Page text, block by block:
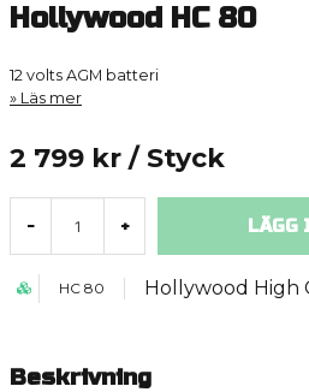
Hollywood HC 80
12 volts AGM batteri
Läs mer
2 799 kr / Styck
- + LÄGG
HC 80 Hollywood High
Beskrivning